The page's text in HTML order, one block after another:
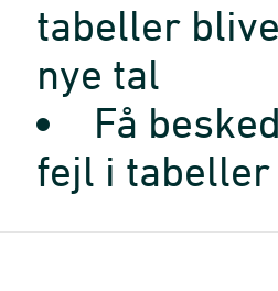
tabeller
nye tal
Få
fejl i